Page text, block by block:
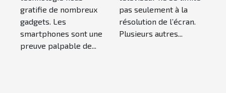
gratifie de nombreux
gadgets. Les
smartphones sont une
preuve palpable de...
considération
pas seulement à la
résolution de l’écran.
Plusieurs autres...